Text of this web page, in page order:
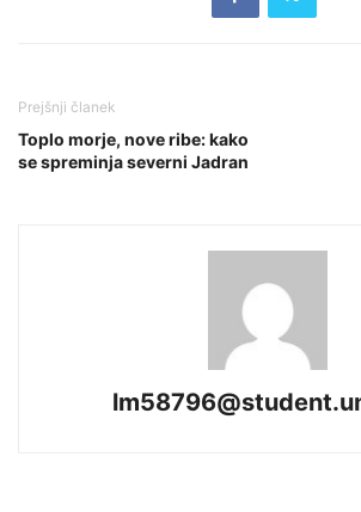
Prejšnji članek
Toplo morje, nove ribe: kako
se spreminja severni Jadran